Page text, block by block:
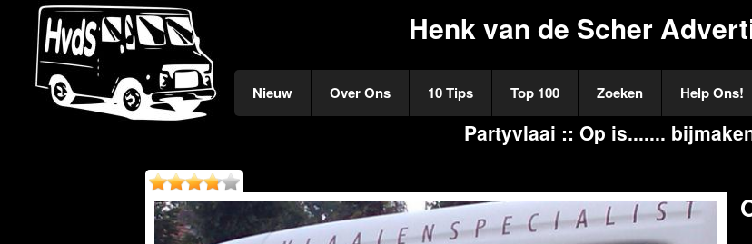
Henk van de Scher
Nieuw Over Ons 10 Tips Top 100 Zoeken Help Ons!
Partyvlaai :: Op is.......